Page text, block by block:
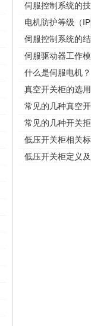
伺服控制系统的
电机防护等级（IP
伺服控制系统的
伺服驱动器工作
什么是伺服电机？
真空开关柜的选用
常见的几种真空
常见的几种开关
低压开关柜相关
低压开关柜定义